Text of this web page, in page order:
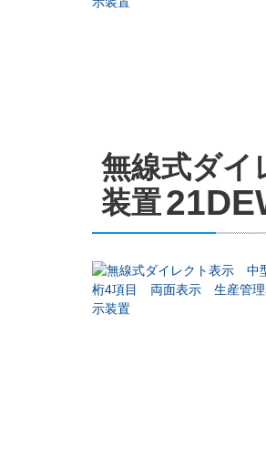
無線式ダ
装置